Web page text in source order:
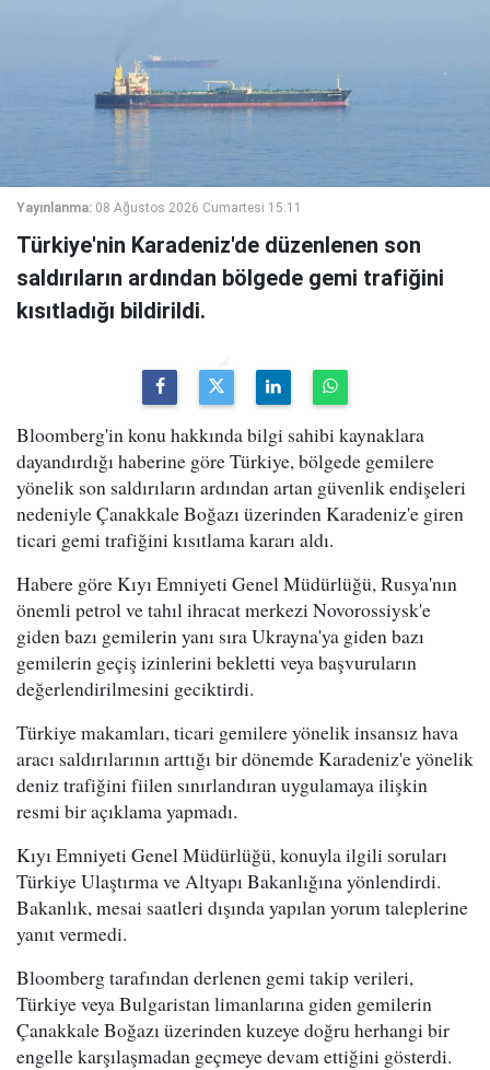
Yayınlanma: 08 Ağustos 2026 Cumartesi 15:11
Türkiye'nin Karadeniz'de düzenlenen son
saldırıların ardından bölgede gemi trafiğini
kısıtladığı bildirildi.
Bloomberg'in konu hakkında bilgi sahibi kaynaklara
dayandırdığı haberine göre Türkiye, bölgede gemilere
yönelik son saldırıların ardından artan güvenlik endişeleri
nedeniyle Çanakkale Boğazı üzerinden Karadeniz'e giren
ticari gemi trafiğini kısıtlama kararı aldı.
Habere göre Kıyı Emniyeti Genel Müdürlüğü, Rusya'nın
önemli petrol ve tahıl ihracat merkezi Novorossiysk'e
giden bazı gemilerin yanı sıra Ukrayna'ya giden bazı
gemilerin geçiş izinlerini bekletti veya başvuruların
değerlendirilmesini geciktirdi.
Türkiye makamları, ticari gemilere yönelik insansız hava
aracı saldırılarının arttığı bir dönemde Karadeniz'e yönelik
deniz trafiğini fiilen sınırlandıran uygulamaya ilişkin
resmi bir açıklama yapmadı.
Kıyı Emniyeti Genel Müdürlüğü, konuyla ilgili soruları
Türkiye Ulaştırma ve Altyapı Bakanlığına yönlendirdi.
Bakanlık, mesai saatleri dışında yapılan yorum taleplerine
yanıt vermedi.
Bloomberg tarafından derlenen gemi takip verileri,
Türkiye veya Bulgaristan limanlarına giden gemilerin
Çanakkale Boğazı üzerinden kuzeye doğru herhangi bir
engelle karşılaşmadan geçmeye devam ettiğini gösterdi.